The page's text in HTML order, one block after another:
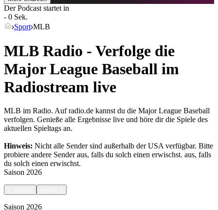
Der Podcast startet in
- 0 Sek.
Sport MLB
MLB Radio - Verfolge die
Major League Baseball im
Radiostream live
MLB im Radio. Auf radio.de kannst du die Major League Baseball
verfolgen. Genieße alle Ergebnisse live und höre dir die Spiele des
aktuellen Spieltags an.
Hinweis: Nicht alle Sender sind außerhalb der USA verfügbar. Bitte
probiere andere Sender aus, falls du solch einen erwischst. aus, falls
du solch einen erwischst.
Saison 2026
Saison 2026